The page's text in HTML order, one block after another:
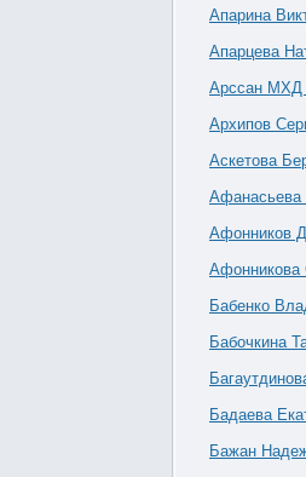
Апарина
Апарцева
Арссан МХД
Архипов
Аскетова
Афанасьева
Афонников
Афонникова
Бабенко
Бабочкина
Бадаева
Бажан